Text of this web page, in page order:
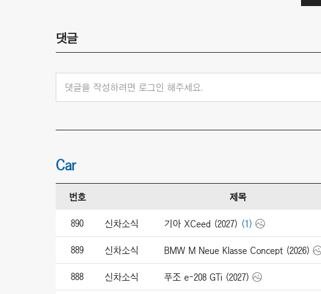
댓글
댓글을 작성하려면 로그인 해주세요.
Car
번호 제목
890 신차소식 기아 XCeed (2027) (1)
889 신차소식 BMW M Neue Klasse Concept (2026)
888 신차소식 푸조 e-208 GTi (2027)